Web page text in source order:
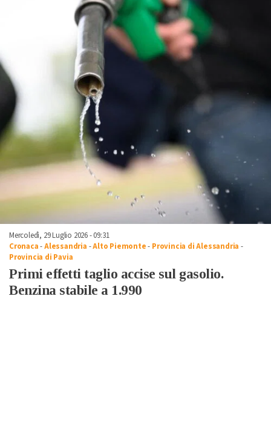
Mercoledì, 29 Luglio 2026 - 09:31
Cronaca-Alessandria -Alto Piemonte- Provincia di Alessandria -
Provincia di Pavia
Primi effetti taglio accise sul gasolio.
Benzina stabile a 1.990